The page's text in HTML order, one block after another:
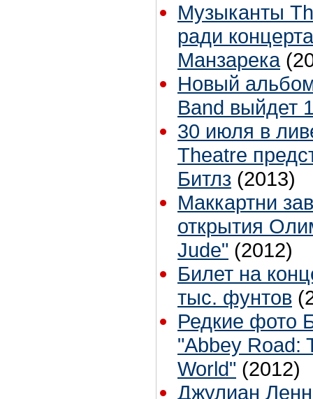
Музыканты
ради
Манзарека
Новый
Band выйдет
30 июля в
Theatre
Битлз (2013)
Маккартни
открытия
Jude" (2012)
Билет на
тыс. фунтов
Редкие фото
"Abbey Road:
World" (2012)
Джулиан